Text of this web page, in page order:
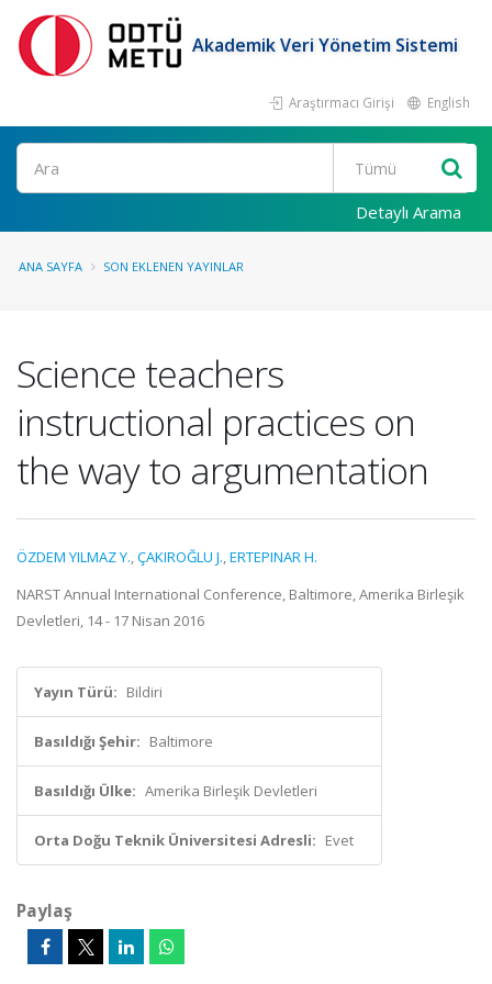
Akademik Veri Yönetim Sistemi
Araştırmacı Girişi English
Ara
Detaylı Arama
ANA SAYFA SON EKLENEN YAYINLAR
Science teachers
instructional practices on
the way to argumentation
ÖZDEM YILMAZ Y.,ÇAKIROĞLU J.,ERTEPINAR H.
NARST Annual International Conference, Baltimore, Amerika Birleşik
Devletleri, 14 - 17 Nisan 2016
Yayın Türü: Bildiri
Basıldığı Şehir: Baltimore
Basıldığı Ülke: Amerika Birleşik Devletleri
Orta Doğu Teknik Üniversitesi Adresli: Evet
Paylaş